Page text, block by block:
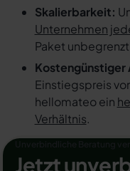
Skalierbarkeit:
Unternehmen
Paket
Kostengünstiger
Einstiegspreis
hellomateo ein
Verhältnis.
Jetzt